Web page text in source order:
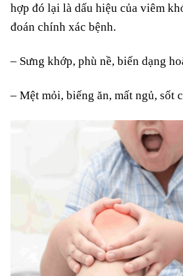
hợp đó lại là dấu hiệu của viêm
đoán chính xác bệnh.
– Sưng khớp, phù nề, biến dạng
– Mệt mỏi, biếng ăn, mất ngủ, sốt